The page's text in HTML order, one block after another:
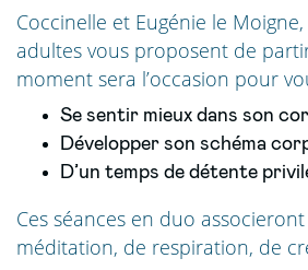
Coccinelle et Eugénie le
adultes vous proposent de
moment sera l’occasion pour
Se sentir mieux dans son
Développer son schéma
D’un temps de détente
Ces séances en duo
méditation, de respiration, de